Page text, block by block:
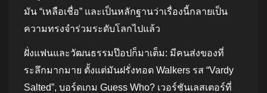
มัน “เหลือเชื่อ” และเป็นหลักฐานว่าเรื่องนี้กลายเป็น
ความทรงจำร่วมระดับโลกไปแล้ว
ฝั่งแฟนและวัฒนธรรมป๊อปก็มาเต็ม: มีคนส่งของที่
ระลึกมากมาย ตั้งแต่มันฝรั่งทอด Walkers รส “Vardy
Salted”, บอร์ดเกม Guess Who? เวอร์ชันเลสเตอร์ที่